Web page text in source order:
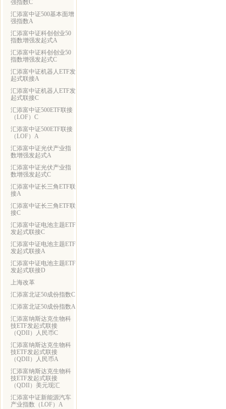
强指数C
汇添富中证500基本面增
强指数A
汇添富中证科创创业50
指数增强发起式A
汇添富中证科创创业50
指数增强发起式C
汇添富中证机器人ETF发
起式联接A
汇添富中证机器人ETF发
起式联接C
汇添富中证500ETF联接
（LOF）C
汇添富中证500ETF联接
（LOF）A
汇添富中证光伏产业指
数增强发起式A
汇添富中证光伏产业指
数增强发起式C
汇添富中证长三角ETF联
接A
汇添富中证长三角ETF联
接C
汇添富中证电池主题ETF
发起式联接C
汇添富中证电池主题ETF
发起式联接A
汇添富中证电池主题ETF
发起式联接D
上海改革
汇添富北证50成份指数C
汇添富北证50成份指数A
汇添富纳斯达克生物科
技ETF发起式联接
（QDII）人民币C
汇添富纳斯达克生物科
技ETF发起式联接
（QDII）人民币A
汇添富纳斯达克生物科
技ETF发起式联接
（QDII）美元现汇
汇添富中证新能源汽车
产业指数（LOF）A